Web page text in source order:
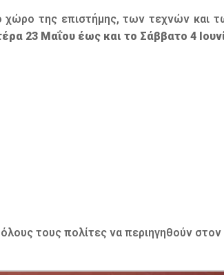
της επιστήμης, των τεχνών και
23 Μαΐου έως και το Σάββατο 4
τους πολίτες να περιηγηθούν